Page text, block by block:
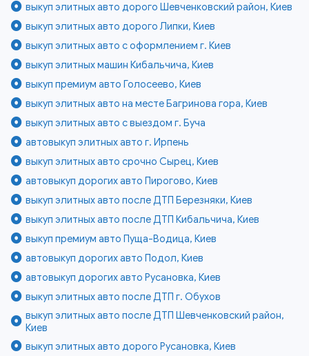
выкуп элитных авто дорого Шевченковский район, Киев
выкуп элитных авто дорого Липки, Киев
выкуп элитных авто с оформлением г. Киев
выкуп элитных машин Кибальчича, Киев
выкуп премиум авто Голосеево, Киев
выкуп элитных авто на месте Багринова гора, Киев
выкуп элитных авто с выездом г. Буча
автовыкуп элитных авто г. Ирпень
выкуп элитных авто срочно Сырец, Киев
автовыкуп дорогих авто Пирогово, Киев
выкуп элитных авто после ДТП Березняки, Киев
выкуп элитных авто после ДТП Кибальчича, Киев
выкуп премиум авто Пуща-Водица, Киев
автовыкуп дорогих авто Подол, Киев
автовыкуп дорогих авто Русановка, Киев
выкуп элитных авто после ДТП г. Обухов
выкуп элитных авто после ДТП Шевченковский район,
Киев
выкуп элитных авто дорого Русановка, Киев